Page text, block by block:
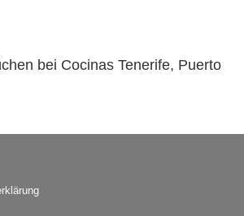
bei Cocinas Tenerife, Puerto